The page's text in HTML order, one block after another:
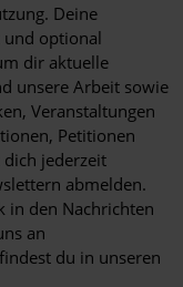
Deine
und optional
dir aktuelle
unsere Arbeit sowie
Veranstaltungen
Petitionen
jederzeit
abmelden.
in den Nachrichten
an
du in unseren